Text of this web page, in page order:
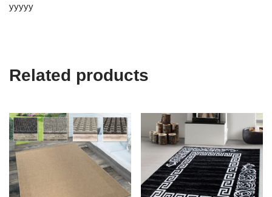
yyyyy
Related products